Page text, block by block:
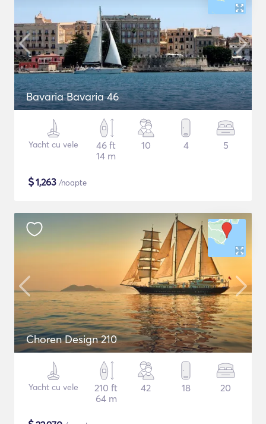
Bavaria Bavaria 46
Yacht cu vele
46 ft
14 m
10 4 5
$1,263 /noapte
Choren Design 210
Yacht cu vele
210 ft
64 m
42 18 20